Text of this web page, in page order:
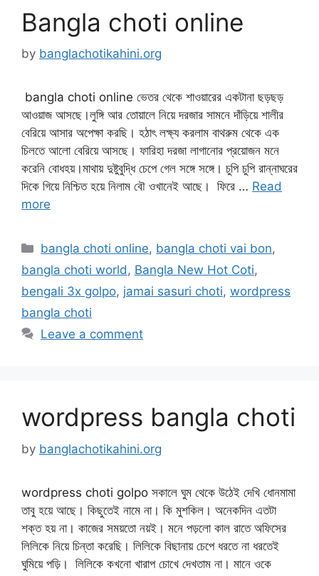
Bangla choti online
by banglachotikahini.org
bangla choti online ভেতর থেকে শাওয়ারের একটানা ছড়ছড়
আওয়াজ আসছে।লুঙ্গি আর তোয়ালে নিয়ে দরজার সামনে দাঁড়িয়ে শালীর
বেরিয়ে আসার অপেক্ষা করছি। হঠাৎ লক্ষ্য করলাম বাথরুম থেকে এক
চিলতে আলো বেরিয়ে আসছে। ফারিহা দরজা লাগানোর প্রয়োজন মনে
করেনি বোধহয়।মাথায় দুষ্টুবুদ্ধি চেপে গেল সঙ্গে সঙ্গে। চুপি চুপি রান্নাঘরের
দিকে গিয়ে নিশ্চিত হয়ে নিলাম বৌ ওখানেই আছে। ফিরে … Read
more
Categories
bangla choti online, bangla choti vai bon,
bangla choti world, Bangla New Hot Coti,
bengali 3x golpo, jamai sasuri choti, wordpress
bangla choti
Leave a comment
wordpress bangla choti
by banglachotikahini.org
wordpress choti golpo সকালে ঘুম থেকে উঠেই দেখি ধোনমামা
তাবু হয়ে আছে। কিছুতেই নামে না। কি মুশকিল। অনেকদিন এতটা
শক্ত হয় না। কাজের সময়তো নয়ই। মনে পড়লো কাল রাতে অফিসের
লিলিকে নিয়ে চিন্তা করেছি। লিলিকে বিছানায় চেপে ধরতে না ধরতেই
ঘুমিয়ে পড়ি। লিলিকে কখনো খারাপ চোখে দেখতাম না। মানে ওকে